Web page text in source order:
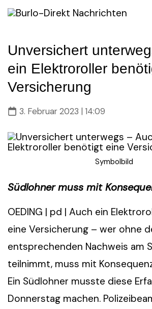
to
Unversichert
ein Elektroroller
Versicherung
3. Februar 2023 | 14:09
Symbolbild
Südlohner muss mit
OEDING | pd | Auch ein
eine Versicherung – wer ohne
entsprechenden Nachweis am
teilnimmt, muss mit
Ein Südlohner musste diese
Donnerstag machen.